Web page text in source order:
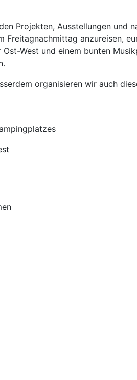
Projekten, Ausstellungen
anzureisen,
West und einem bunten
organisieren wir auch